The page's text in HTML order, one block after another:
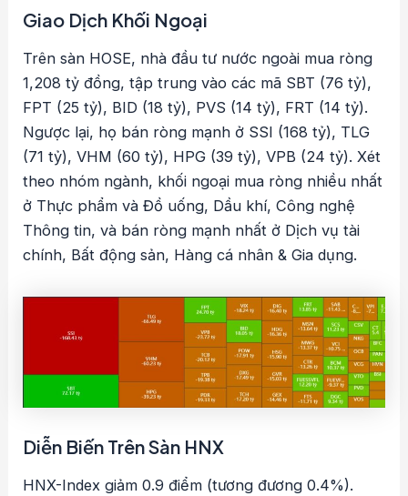
Giao Dịch Khối Ngoại
Trên sàn HOSE, nhà đầu tư nước ngoài mua ròng
1,208 tỷ đồng, tập trung vào các mã SBT (76 tỷ),
FPT (25 tỷ), BID (18 tỷ), PVS (14 tỷ), FRT (14 tỷ).
Ngược lại, họ bán ròng mạnh ở SSI (168 tỷ), TLG
(71 tỷ), VHM (60 tỷ), HPG (39 tỷ), VPB (24 tỷ). Xét
theo nhóm ngành, khối ngoại mua ròng nhiều nhất
ở Thực phẩm và Đồ uống, Dầu khí, Công nghệ
Thông tin, và bán ròng mạnh nhất ở Dịch vụ tài
chính, Bất động sản, Hàng cá nhân & Gia dụng.
Diễn Biến Trên Sàn HNX
HNX-Index giảm 0.9 điểm (tương đương 0.4%).